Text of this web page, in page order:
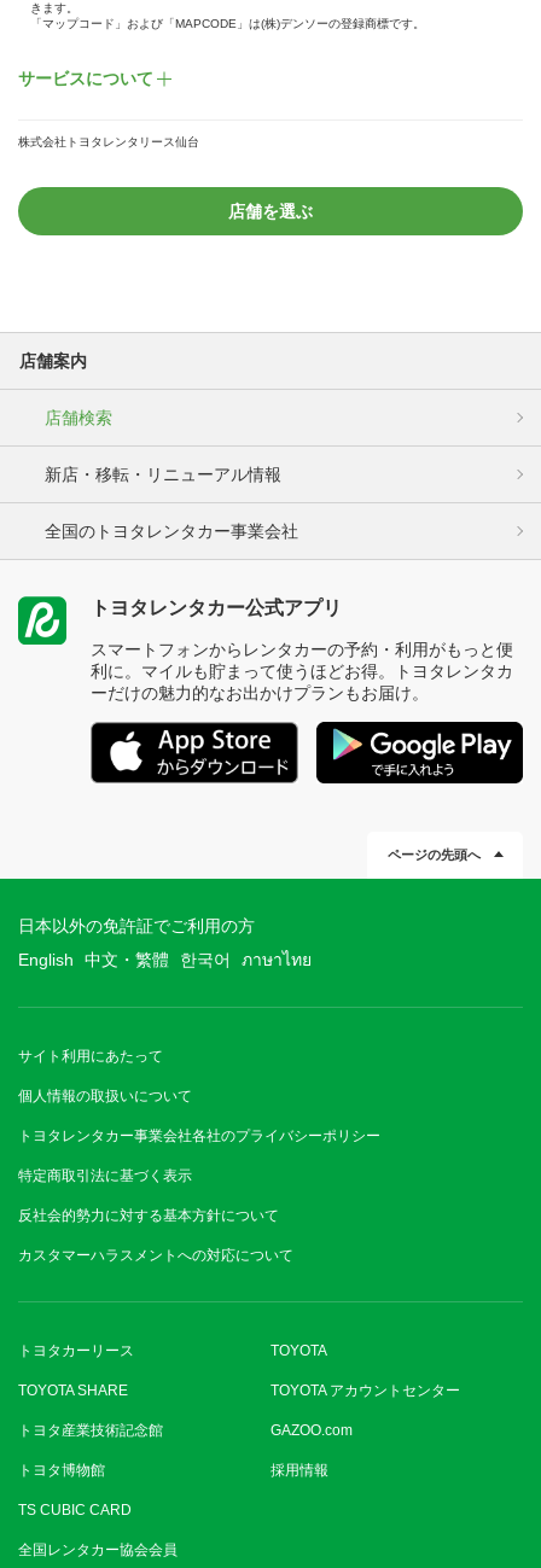
きます。
「マップコード」および「MAPCODE」は(株)デンソーの登録商標です。
サービスについて
株式会社トヨタレンタリース仙台
店舗を選ぶ
店舗案内
店舗検索
新店・移転・リニューアル情報
全国のトヨタレンタカー事業会社
トヨタレンタカー公式アプリ
スマートフォンからレンタカーの予約・利用がもっと便
利に。マイルも貯まって使うほどお得。トヨタレンタカ
ーだけの魅力的なお出かけプランもお届け。
ページの先頭へ
日本以外の免許証でご利用の方
English
中文・繁體 한국어 ภาษาไทย
サイト利用にあたって
個人情報の取扱いについて
トヨタレンタカー事業会社各社のプライバシーポリシー
特定商取引法に基づく表示
反社会的勢力に対する基本方針について
カスタマーハラスメントへの対応について
トヨタカーリース TOYOTA
TOYOTA SHARE TOYOTA アカウントセンター
トヨタ産業技術記念館 GAZOO.com
トヨタ博物館 採用情報
TS CUBIC CARD
全国レンタカー協会会員